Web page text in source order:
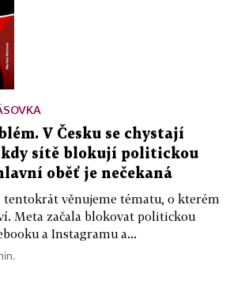
V Česku se chystají
kdy sítě blokují politickou
oběť je nečekaná
tentokrát věnujeme tématu, o kterém
Meta začala blokovat politickou
a Instagramu a...